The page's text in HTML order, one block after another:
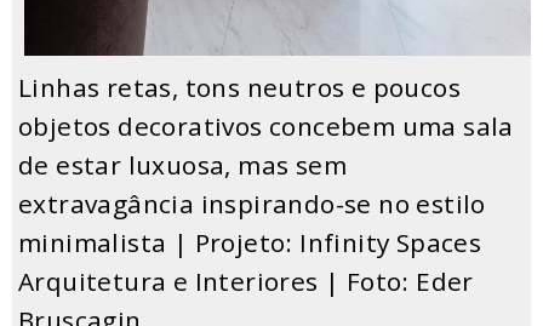
Linhas retas, tons neutros e poucos
objetos decorativos concebem uma sala
de estar luxuosa, mas sem
extravagância inspirando-se no estilo
minimalista | Projeto: Infinity Spaces
Arquitetura e Interiores | Foto: Eder